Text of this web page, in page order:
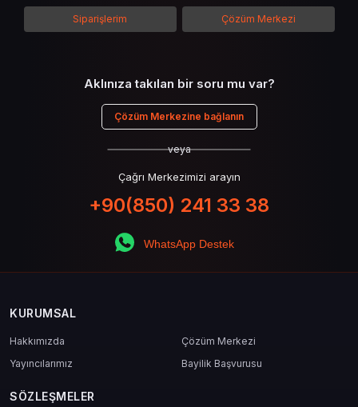
kullanımının avantajlarından da bahsedilecektir.
Siparişlerim Çözüm Merkezi
Aklınıza takılan bir soru mu var?
Çözüm Merkezine bağlanın
veya
Çağrı Merkezimizi arayın
+90(850) 241 33 38
WhatsApp Destek
KURUMSAL
Hakkımızda
Çözüm Merkezi
Yayıncılarımız
Bayilik Başvurusu
SÖZLEŞMELER